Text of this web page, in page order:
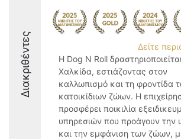
Διακριθέντες
Δείτε
Η Dog N Roll
Χαλκίδα, εστιάζοντας στον
καλλωπισμό και τη φροντίδα
κατοικίδιων ζώων. Η
προσφέρει ποικιλία
υπηρεσιών που προάγουν την
και την εμφάνιση των ζώων,